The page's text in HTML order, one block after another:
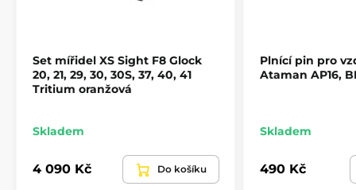
Příslušenství Náhradní díly a doplňky
Náhradní díly Doplňky ke zbraním
Set mířidel XS Sight F8 Glock
20, 21, 29, 30, 30S, 37, 40, 41
Tritium oranžová
Skladem
4 090 Kč Do košíku
Plnící pin pro
Ataman AP16,
Skladem
490 Kč